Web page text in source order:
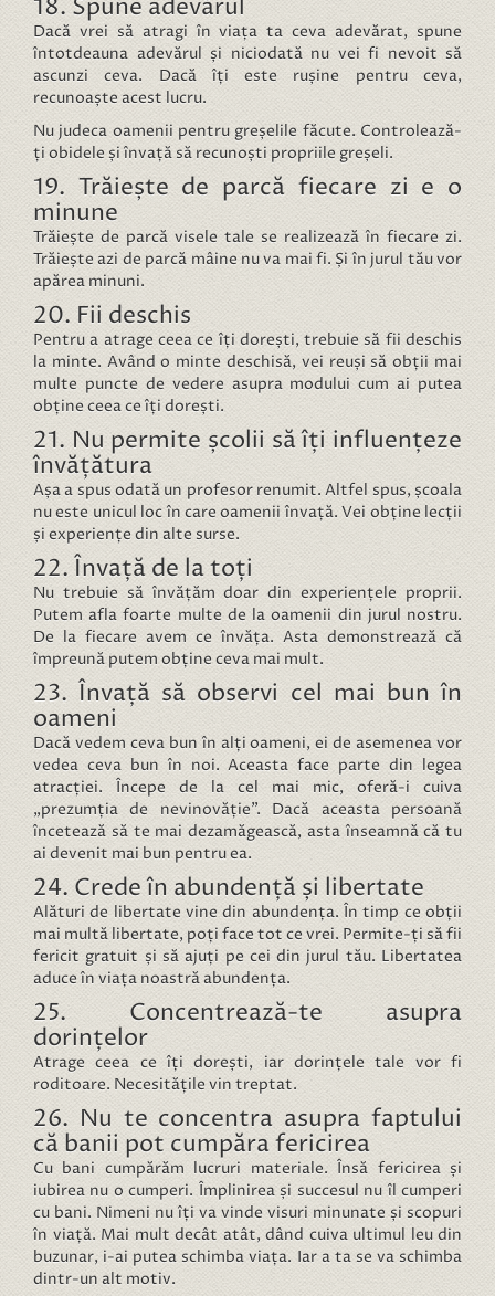
18. Spune adevărul
Dacă vrei să atragi în viața ta ceva adevărat, spune
întotdeauna adevărul și niciodată nu vei fi nevoit să
ascunzi ceva. Dacă îți este rușine pentru ceva,
recunoaște acest lucru.
Nu judeca oamenii pentru greșelile făcute. Controlează-
ți obidele și învață să recunoști propriile greșeli.
19. Trăiește de parcă fiecare zi e o
minune
Trăiește de parcă visele tale se realizează în fiecare zi.
Trăiește azi de parcă mâine nu va mai fi. Și în jurul tău vor
apărea minuni.
20. Fii deschis
Pentru a atrage ceea ce îți dorești, trebuie să fii deschis
la minte. Având o minte deschisă, vei reuși să obții mai
multe puncte de vedere asupra modului cum ai putea
obține ceea ce îți dorești.
21. Nu permite școlii să îți influențeze
învățătura
Așa a spus odată un profesor renumit. Altfel spus, școala
nu este unicul loc în care oamenii învață. Vei obține lecții
și experiențe din alte surse.
22. Învață de la toți
Nu trebuie să învățăm doar din experiențele proprii.
Putem afla foarte multe de la oamenii din jurul nostru.
De la fiecare avem ce învăța. Asta demonstrează că
împreună putem obține ceva mai mult.
23. Învață să observi cel mai bun în
oameni
Dacă vedem ceva bun în alți oameni, ei de asemenea vor
vedea ceva bun în noi. Aceasta face parte din legea
atracției. Începe de la cel mai mic, oferă-i cuiva
„prezumția de nevinovăție”. Dacă aceasta persoană
încetează să te mai dezamăgească, asta înseamnă că tu
ai devenit mai bun pentru ea.
24. Crede în abundență și libertate
Alături de libertate vine din abundența. În timp ce obții
mai multă libertate, poți face tot ce vrei. Permite-ți să fii
fericit gratuit și să ajuți pe cei din jurul tău. Libertatea
aduce în viața noastră abundența.
25. Concentrează-te asupra
dorințelor
Atrage ceea ce îți dorești, iar dorințele tale vor fi
roditoare. Necesitățile vin treptat.
26. Nu te concentra asupra faptului
că banii pot cumpăra fericirea
Cu bani cumpărăm lucruri materiale. Însă fericirea și
iubirea nu o cumperi. Împlinirea și succesul nu îl cumperi
cu bani. Nimeni nu îți va vinde visuri minunate și scopuri
în viață. Mai mult decât atât, dând cuiva ultimul leu din
buzunar, i-ai putea schimba viața. Iar a ta se va schimba
dintr-un alt motiv.